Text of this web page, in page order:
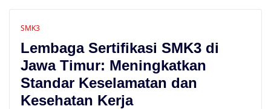
SMK3
Lembaga Sertifikasi SMK3 di
Jawa Timur: Meningkatkan
Standar Keselamatan dan
Kesehatan Kerja